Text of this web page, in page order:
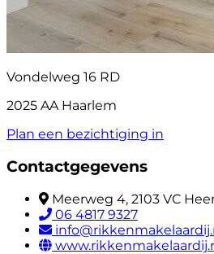
Vondelweg 16 RD
2025 AA Haarlem
Plan een bezichtiging in
Contactgegevens
Meerweg 4, 2103 VC
06 4817 9327